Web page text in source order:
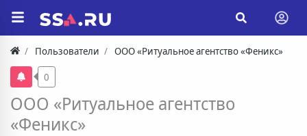
Пользователи ООО «Ритуальное агентство «Феникс»
ООО «Ритуальное агентство
«Феникс»
0